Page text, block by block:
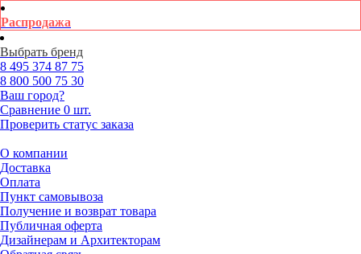
Распродажа
Выбрать бренд
8 495 374 87 75
8 800 500 75 30
Ваш город?
Сравнение 0 шт.
Проверить статус заказа
О компании
Доставка
Оплата
Пункт самовывоза
Получение и возврат товара
Публичная оферта
Дизайнерам и Архитекторам